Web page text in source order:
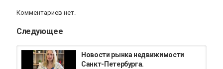
Комментариев нет.
Следующее
Новости рынка недвижимости
Санкт-Петербурга.